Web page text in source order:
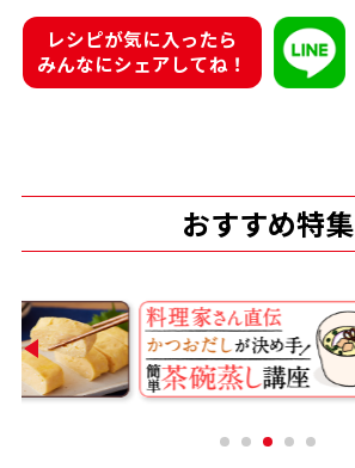
氷熟®︎
だしパック
レシピが気に入ったら
みんなにシェアしてね！
おすすめ特集